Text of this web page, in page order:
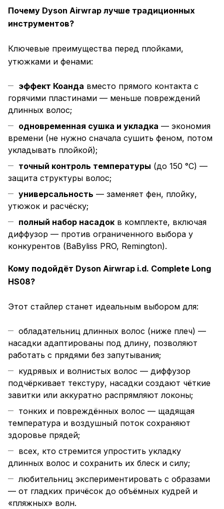
Почему Dyson Airwrap лучше традиционных
инструментов?
Ключевые преимущества перед плойками,
утюжками и фенами:
эффект Коанда вместо прямого контакта с
горячими пластинами — меньше повреждений
длинных волос;
одновременная сушка и укладка — экономия
времени (не нужно сначала сушить феном, потом
укладывать плойкой);
точный контроль температуры (до 150 °C) —
защита структуры волос;
универсальность — заменяет фен, плойку,
утюжок и расчёску;
полный набор насадок в комплекте, включая
диффузор — против ограниченного выбора у
конкурентов (BaByliss PRO, Remington).
Кому подойдёт Dyson Airwrap i.d. Complete Long
HS08?
Этот стайлер станет идеальным выбором для:
обладательниц длинных волос (ниже плеч) —
насадки адаптированы под длину, позволяют
работать с прядями без запутывания;
кудрявых и волнистых волос — диффузор
подчёркивает текстуру, насадки создают чёткие
завитки или аккуратно распрямляют локоны;
тонких и повреждённых волос — щадящая
температура и воздушный поток сохраняют
здоровье прядей;
всех, кто стремится упростить укладку
длинных волос и сохранить их блеск и силу;
любительниц экспериментировать с образами
— от гладких причёсок до объёмных кудрей и
«пляжных» волн.